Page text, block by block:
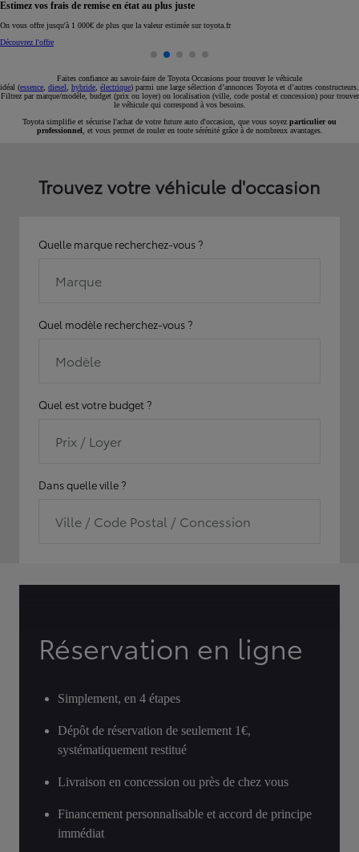
Réservez en ligne votre occasion pour 1€ seulement
Réservez en ligne
Faites confiance au savoir-faire de Toyota Occasions pour trouver le véhicule
idéal (essence diesel hybride électrique) parmi une large sélection d’annonces Toyota et d’autres constructeurs.
Filtrez par marque/modèle, budget (prix ou loyer) ou localisation (ville, code postal et concession) pour trouver
le véhicule qui correspond à vos besoins.
Toyota simplifie et sécurise l'achat de votre future auto d'occasion, que vous soyez particulier ou
professionnel , et vous permet de rouler en toute sérénité grâce à de nombreux avantages.
Trouvez votre véhicule d'occasion
Quelle marque recherchez-vous ?
Marque
Quel modèle recherchez-vous ?
Modèle
Quel est votre budget ?
Prix / Loyer
Dans quelle ville ?
Ville / Code Postal / Concession
Réservation en ligne
Simplement, en 4 étapes
Dépôt de réservation de seulement 1€,
systématiquement restitué
Livraison en concession ou près de chez vous
Financement personnalisable et accord de principe
immédiat